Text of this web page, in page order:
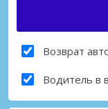
Лиссабон,
Возврат
Водитель в